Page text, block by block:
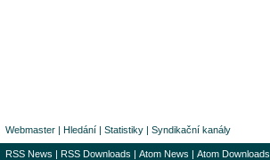
Webmaster | Hledání | Statistiky | Syndikační kanály
RSS News | RSS Downloads | Atom News | Atom Downloads